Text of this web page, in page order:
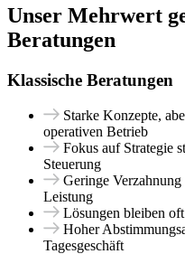
Unser Mehrwert
Beratungen
Klassische Beratungen
Starke Konzepte,
operativen Betrieb
Fokus auf Strategie
Steuerung
Geringe
Leistung
Lösungen bleiben
Hoher
Tagesgeschäft